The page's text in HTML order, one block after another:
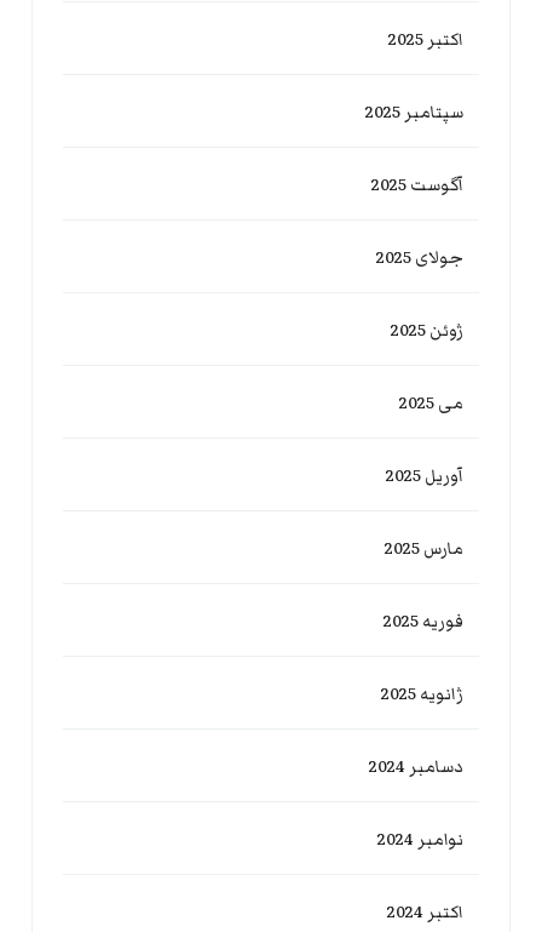
اکتبر 2025
سپتامبر 2025
آگوست 2025
جولای 2025
ژوئن 2025
می 2025
آوریل 2025
مارس 2025
فوریه 2025
ژانویه 2025
دسامبر 2024
نوامبر 2024
اکتبر 2024